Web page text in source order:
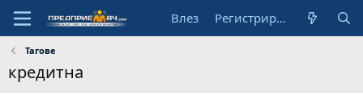
Влез Регистрирай се
Тагове
кредитна